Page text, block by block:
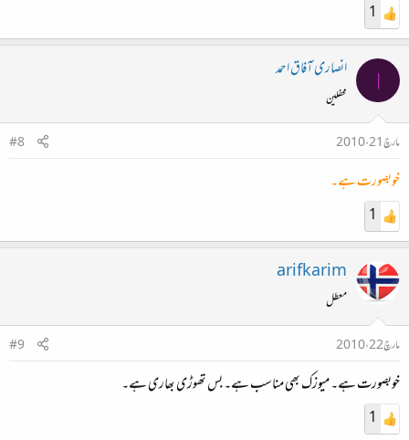
1
ا انصاری آفاق احمد
محفلین
مارچ 21، 2010
#8
خوبصورت ہے۔
1
arifkarim
معطل
مارچ 22، 2010
#9
خوبصورت ہے۔ میوزک بھی مناسب ہے۔ بس تھوڑی بھاری ہے۔
1